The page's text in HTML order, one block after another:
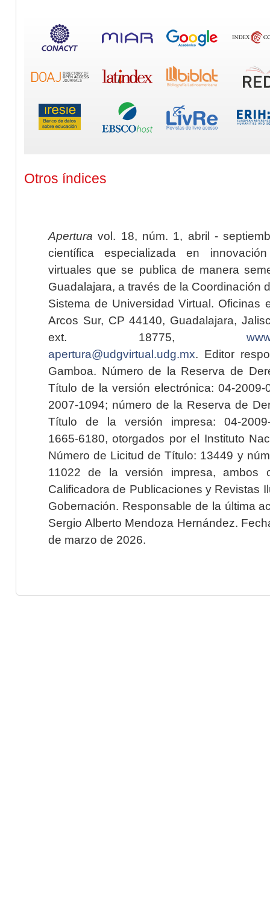
Otros índices
Apertura vol. 18, núm. 1, abril -
científica especializada en
virtuales que se publica de manera
Guadalajara, a través de la Coordinación
Sistema de Universidad Virtual. Oficinas
Arcos Sur, CP 44140, Guadalajara,
ext. 18775,
apertura@udgvirtual.udg.mx. Editor
Gamboa. Número de la Reserva de
Título de la versión electrónica: 04-2009-
2007-1094; número de la Reserva de
Título de la versión impresa: 04-2009-
1665-6180, otorgados por el Instituto
Número de Licitud de Título: 13449 y
11022 de la versión impresa, ambos
Calificadora de Publicaciones y Revistas
Gobernación. Responsable de la última
Sergio Alberto Mendoza Hernández.
de marzo de 2026.